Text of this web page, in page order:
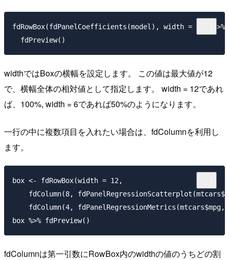
fdRowBox(fdPanelCoefficients(model), width = 12) %>%
widthではBoxの横幅を設定します。 この値は最大値が12
で、横幅全体の相対値として指定します。 width = 12であれ
ば、100%, width = 6であれば50%のようになります。
一行の中に複数項目を入れたい場合は、fdColumnを利用し
ます。
box <- fdRowBox(width = 12,
fdColumn(8,
fdColumn(4, fdPanelRegressionMetrics(mtcars$mpg,
fdColumnは第一引数にRowBox内のwidthの値のうちどの割